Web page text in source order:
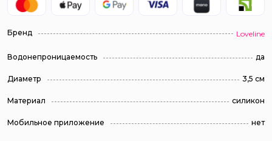
Бренд Loveline
Водонепроницаемость да
Диаметр 3,5 см
Материал силикон
Мобильное приложение нет